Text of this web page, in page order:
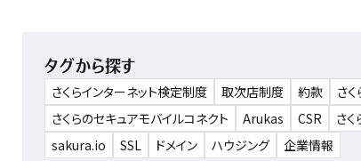
タグから探す
さくらインターネット検定制度 取次店制度 約款 さ
さくらのセキュアモバイルコネクト
Arukas CSR さ
sakura.io
SSL ドメイン ハウジング 企業情報